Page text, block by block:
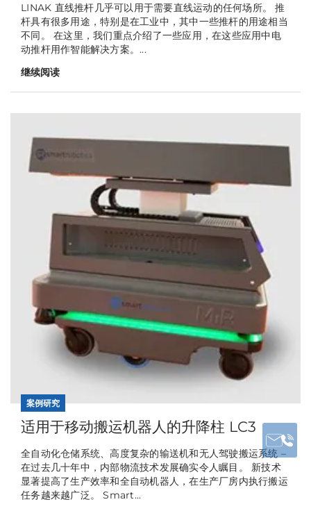
LINAK 直线推杆几乎可以用于需要直线运动的任何场所。 推
杆具有很多用途，特别是在工业中，其中一些推杆的用途相当
不同。 在这里，我们重点介绍了一些应用，在这些应用中电
动推杆用作智能解决方案。...
继续阅读
案例研究
适用于移动搬运机器人的升降柱 LC3
全自动化仓储系统、高度复杂的输送机和无人驾驶搬运系统 –
在过去几十年中，内部物流技术发展确实令人瞩目。 新技术
显著提高了生产效率和全自动机器人，在生产厂房内执行搬运
任务越来越广泛。 Smart...